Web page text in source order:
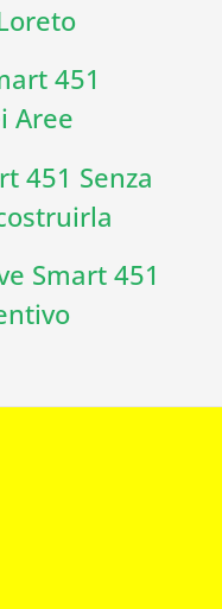
451
Aree
451 Senza
Smart 451